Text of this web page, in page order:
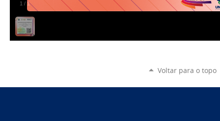
1 / 1
Voltar para o topo